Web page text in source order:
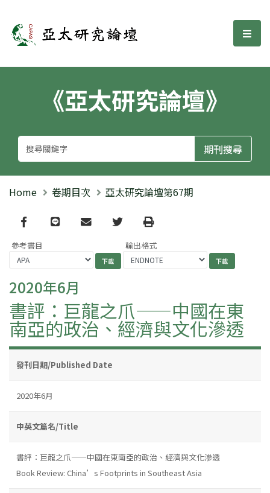
亞太研究論壇 選
《亞太研究論壇》
Home 卷期目次 亞太研究論壇第67期
Facebook
line email TwitterPrint
參考書目 輸出格式
2020年6月
書評：巨龍之爪——中國在東
南亞的政治、經濟與文化滲透
發刊日期/Published Date
2020年6月
中英文篇名/Title
書評：巨龍之爪——中國在東南亞的政治、經濟與文化滲透
Book Review: China’s Footprints in Southeast Asia